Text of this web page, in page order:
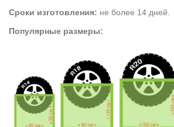
Сроки изготовления: не более 14 дней.
Популярные размеры: